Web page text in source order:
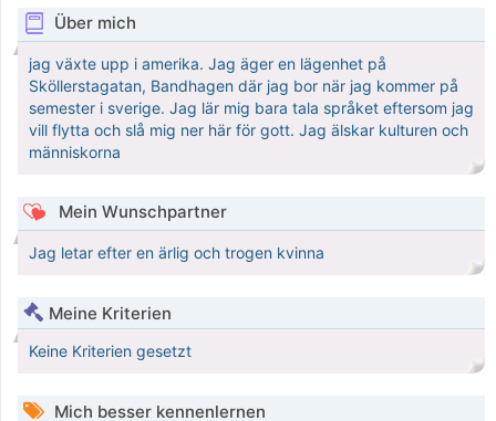
Über mich
jag växte upp i amerika. Jag äger en lägenhet på
Sköllerstagatan, Bandhagen där jag bor när jag kommer på
semester i sverige. Jag lär mig bara tala språket eftersom jag
vill flytta och slå mig ner här för gott. Jag älskar kulturen och
människorna
Mein Wunschpartner
Jag letar efter en ärlig och trogen kvinna
Meine Kriterien
Keine Kriterien gesetzt
Mich besser kennenlernen